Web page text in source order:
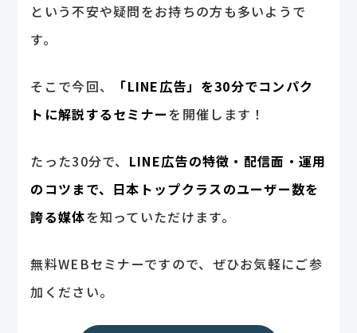
という不安や疑問をお持ちの方も多いようで
す。
そこで今回、
「LINE広告」を30分でコンパク
トに解説するセミナーを開催します！
たった30分で、 LINE広告の特徴・配信面・運用
のコツまで、日本トップクラスのユーザー数を
誇る媒体を知っていただけます。
無料WEBセミナーですので、ぜひお気軽にご参
加ください。